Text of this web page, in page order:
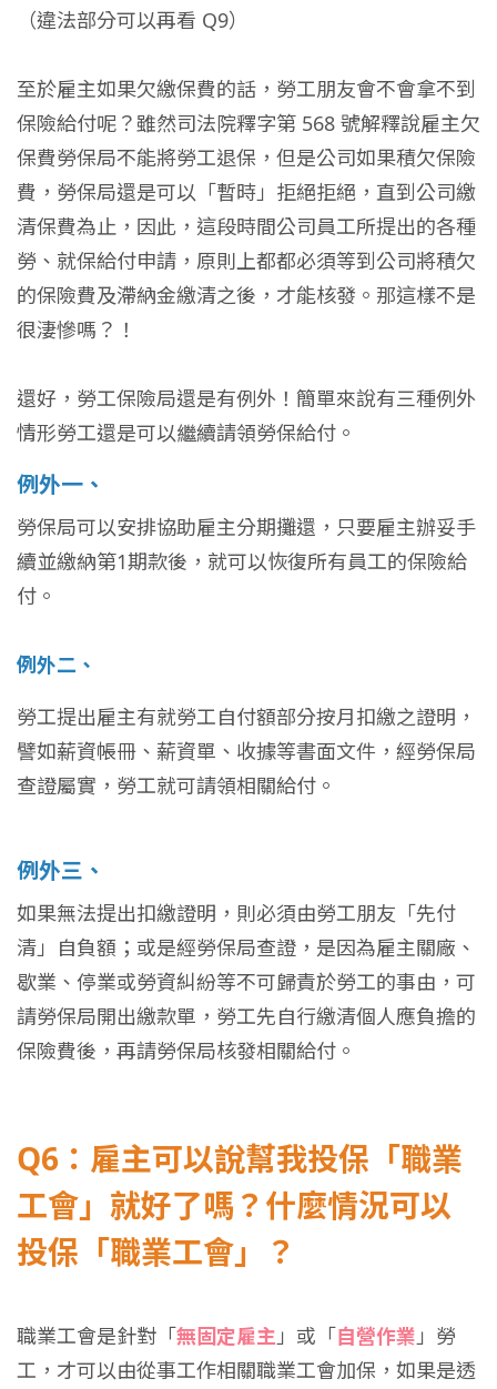
（違法部分可以再看 Q9）
至於雇主如果欠繳保費的話，勞工朋友會不會拿不到
保險給付呢？雖然司法院釋字第 568 號解釋說雇主欠
保費勞保局不能將勞工退保，但是公司如果積欠保險
費，勞保局還是可以「暫時」拒絕拒絕，直到公司繳
清保費為止，因此，這段時間公司員工所提出的各種
勞、就保給付申請，原則上都都必須等到公司將積欠
的保險費及滯納金繳清之後，才能核發。那這樣不是
很淒慘嗎？！
還好，勞工保險局還是有例外！簡單來說有三種例外
情形勞工還是可以繼續請領勞保給付。
例外一、
勞保局可以安排協助雇主分期攤還，只要雇主辦妥手
續並繳納第1期款後，就可以恢復所有員工的保險給
付。
例外二、
勞工提出雇主有就勞工自付額部分按月扣繳之證明，
譬如薪資帳冊、薪資單、收據等書面文件，經勞保局
查證屬實，勞工就可請領相關給付。
例外三、
如果無法提出扣繳證明，則必須由勞工朋友「先付
清」自負額；或是經勞保局查證，是因為雇主關廠、
歇業、停業或勞資糾紛等不可歸責於勞工的事由，可
請勞保局開出繳款單，勞工先自行繳清個人應負擔的
保險費後，再請勞保局核發相關給付。
Q6：雇主可以說幫我投保「職業
工會」就好了嗎？什麼情況可以
投保「職業工會」？
職業工會是針對「無固定雇主」或「自營作業」勞
工，才可以由從事工作相關職業工會加保，如果是透